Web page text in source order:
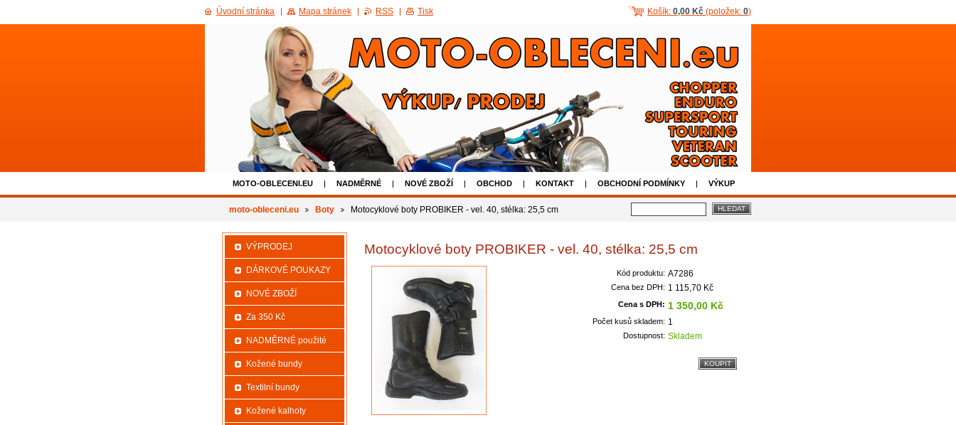
MOTO-OBLECENI.EU NADMĚRNÉ NOVÉ ZBOŽÍ OBCHOD KONTAKT OBCHODNÍ PODMÍNKY VÝKUP
500KC_SLEVA AKCE 50% SLEVA NA POUŽITÉ BOTY
moto-obleceni.eu Boty Motocyklové boty PROBIKER - vel. 40, stélka: 25,5 cm
Motocyklové boty PROBIKER - vel. 40, stélka: 25,5 cm
Kód produktu: A7286
Cena bez DPH: 1 115,70 Kč
Cena s DPH: 1 350,00 Kč
Počet kusů skladem: 1
Dostupnost: Skladem
VÝPRODEJ
DÁRKOVÉ POUKAZY
NOVÉ ZBOŽÍ
Za 350 Kč
NADMĚRNÉ použité
Kožené bundy
Textilní bundy
Kožené kalhoty
Košík: 0,00 Kč (položek: 0)
Úvodní stránka Mapa stránek RSS Tisk